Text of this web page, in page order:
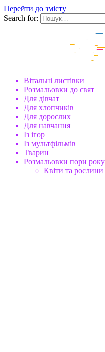
Перейти до змісту
Search for:
Вітальні листівки
Розмальовки до свят
Для дівчат
Для хлопчиків
Для дорослих
Для навчання
Із ігор
Із мультфільмів
Тварин
Розмальовки пори року
Квіти та рослини